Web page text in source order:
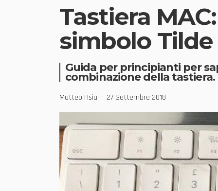
Tastiera
simbolo Tilde
Guida per principianti per
combinazione della tastiera.
Matteo Hsia 27 Settembre 2018